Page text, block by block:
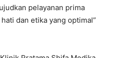
pelayanan prima
dan etika yang optimal”